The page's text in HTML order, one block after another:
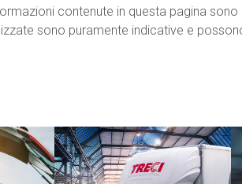
contenute in questa pagina
sono puramente indicative e